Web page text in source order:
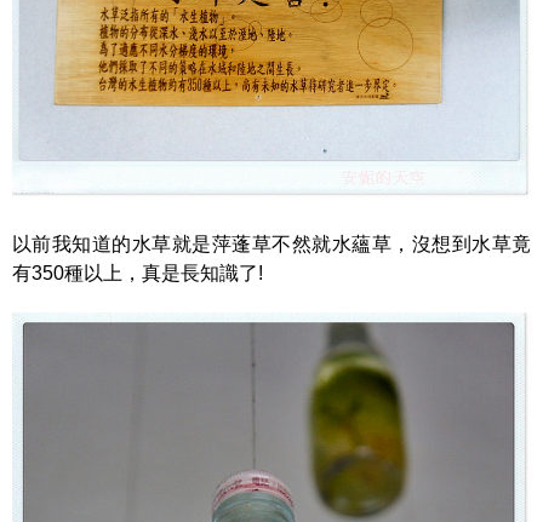
以前我知道的水草就是萍蓬草不然就水蘊草，沒想到水草竟
有350種以上，真是長知識了!